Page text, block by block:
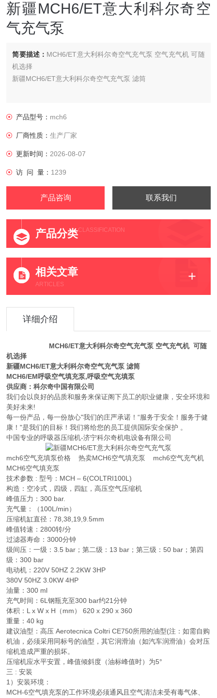
新疆MCH6/ET意大利科尔奇空
气充气泵
简要描述： MCH6/ET意大利科尔奇空气充气泵 空气充气机 可随
机选择
新疆MCH6/ET意大利科尔奇空气充气泵 滤筒
产品型号： mch6
厂商性质：生产厂家
更新时间： 2026-08-07
访 问 量： 1239
产品咨询 联系我们
产品分类CLASSIFICATION
相关文章
ARTICLES
详细介绍
MCH6/ET意大利科尔奇空气充气泵 空气充气机 可随
机选择
新疆MCH6/ET意大利科尔奇空气充气泵 滤筒
MCH6/EM呼吸空气填充泵,呼吸空气充填泵
供应商：科尔奇中国有限公司
我们会以良好的品质和服务来保证阁下员工的职业健康，安全环境和
美好未来!
每一份产品，每一份放心"我们的庄严承诺！“服务于安全！服务于健
康！"是我们的目标！我们将给您的员工提供国际安全保护 。
中国专业的呼吸器压缩机-济宁科尔奇机电设备有限公司
mch6空气充填泵价格 热卖MCH6空气填充泵 mch6空气充气机
MCH6空气填充泵
技术参数 : 型号：MCH – 6(COLTRI100L)
构造：空冷式，四级，四缸，高压空气压缩机
峰值压力：300 bar.
充气量：（100L/min）
压缩机缸直径：78,38,19,9.5mm
峰值转速：2800转/分
过滤器寿命：3000分钟
级间压：一级：3.5 bar；第二级：13 bar；第三级：50 bar；第四
级：300 bar
电动机：220V 50HZ 2.2KW 3HP
380V 50HZ 3.0KW 4HP
油量：300 ml
充气时间：6L钢瓶充至300 bar约21分钟
体积：L x W x H（mm） 620 x 290 x 360
重量：40 kg
建议油型：高压 Aerotecnica Coltri CE750所用的油型(注：如需自购
机油，必须采用同标号的油型，其它润滑油（如汽车润滑油）会对压
缩机造成严重的损坏。
压缩机应水平安置，峰值倾斜度（油标峰值时）为5°
三 : 安装
1）安装环境：
MCH-6空气填充泵的工作环境必须通风且空气清洁未受有毒气体、